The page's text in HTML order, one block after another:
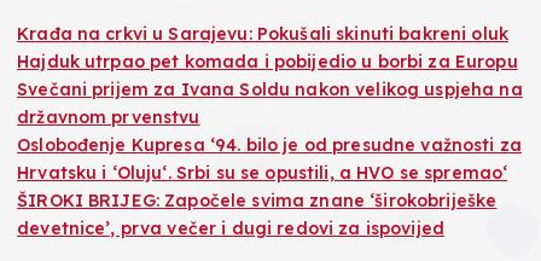
Krađa na crkvi u Sarajevu: Pokušali skinuti bakreni oluk
Hajduk utrpao pet komada i pobijedio u borbi za Europu
Svečani prijem za Ivana Soldu nakon velikog uspjeha na
državnom prvenstvu
Oslobođenje Kupresa ‘94. bilo je od presudne važnosti za
Hrvatsku i ‘Oluju‘. Srbi su se opustili, a HVO se spremao‘
ŠIROKI BRIJEG: Započele svima znane ‘širokobriješke
devetnice’, prva večer i dugi redovi za ispovijed